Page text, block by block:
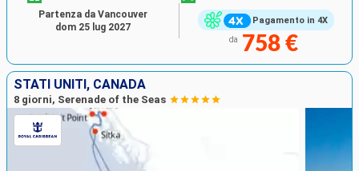
Pagamento in 4X
da 758 €
Partenza da Vancouver
dom 25 lug 2027
STATI UNITI, CANADA
8 giorni, Serenade of the Seas